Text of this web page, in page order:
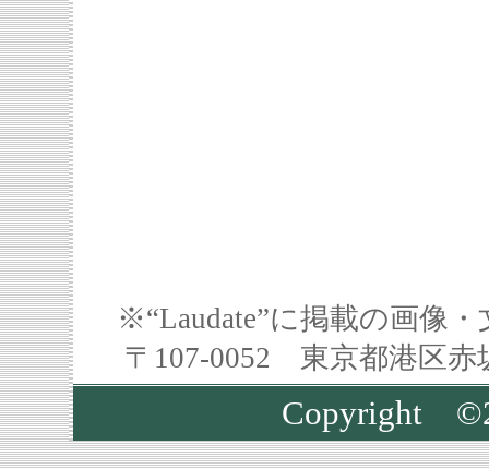
※“Laudate”に掲載の画像
〒107-0052 東京都港区
Copyright